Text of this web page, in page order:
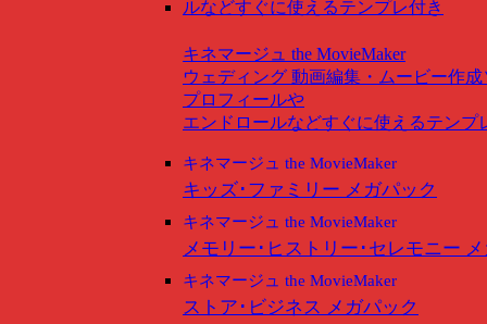
キネマージュ the MovieMaker
ウェディング 動画編集・ムービー作成
プロフィールや
エンドロールなどすぐに使えるテンプ
キネマージュ the MovieMaker
キッズ･ファミリー メガパック
キネマージュ the MovieMaker
メモリー･ヒストリー･セレモニー
キネマージュ the MovieMaker
ストア･ビジネス メガパック